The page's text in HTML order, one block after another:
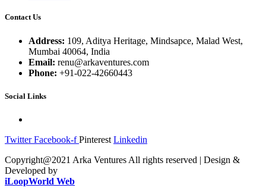
Contact Us
Address: 109, Aditya Heritage, Mindsapce, Malad West,
Mumbai 40064, India
Email: renu@arkaventures.com
Phone: +91-022-42660443
Social Links
Twitter Facebook-f Pinterest Linkedin
Copyright@2021 Arka Ventures All rights reserved | Design &
Developed by
iLoopWorld Web